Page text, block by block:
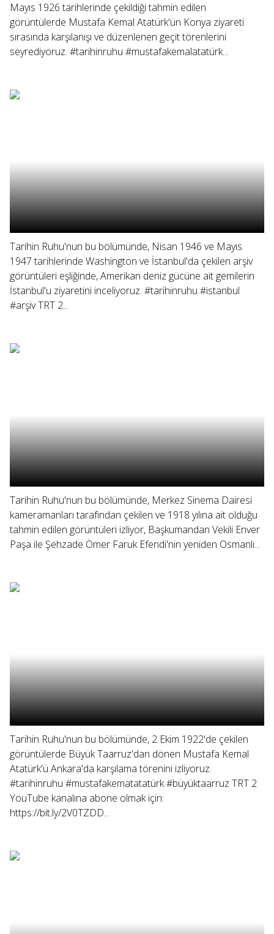
Mayıs 1926 tarihlerinde çekildiği tahmin edilen
görüntülerde Mustafa Kemal Atatürk'ün Konya ziyareti
sırasında karşılanışı ve düzenlenen geçit törenlerini
seyrediyoruz. #tarihinruhu #mustafakemalatatürk...
Tarihin Ruhu'nun bu bölümünde, Nisan 1946 ve Mayıs
1947 tarihlerinde Washington ve İstanbul'da çekilen arşiv
görüntüleri eşliğinde, Amerikan deniz gücüne ait gemilerin
İstanbul'u ziyaretini inceliyoruz. #tarihinruhu #istanbul
#arşiv TRT 2...
Tarihin Ruhu'nun bu bölümünde, Merkez Sinema Dairesi
kameramanları tarafından çekilen ve 1918 yılına ait olduğu
tahmin edilen görüntüleri izliyor, Başkumandan Vekili Enver
Paşa ile Şehzade Ömer Faruk Efendi'nin yeniden Osmanlı...
Tarihin Ruhu'nun bu bölümünde, 2 Ekim 1922'de çekilen
görüntülerde Büyük Taarruz'dan dönen Mustafa Kemal
Atatürk'ü Ankara'da karşılama törenini izliyoruz.
#tarihinruhu #mustafakematatatürk #büyüktaarruz TRT 2
YouTube kanalına abone olmak için:
https://bit.ly/2V0TZDD...